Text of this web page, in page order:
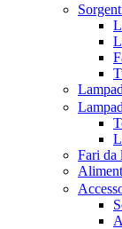
Fari da